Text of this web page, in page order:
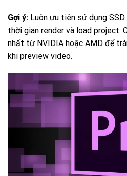
Gợi ý: Luôn ưu tiên sử dụng
thời gian render và load project.
nhất từ NVIDIA hoặc AMD để
khi preview video.